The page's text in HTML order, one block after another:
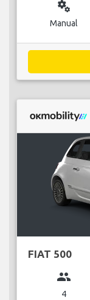
miscellaneous_services
Manual
FIAT 500
group
4